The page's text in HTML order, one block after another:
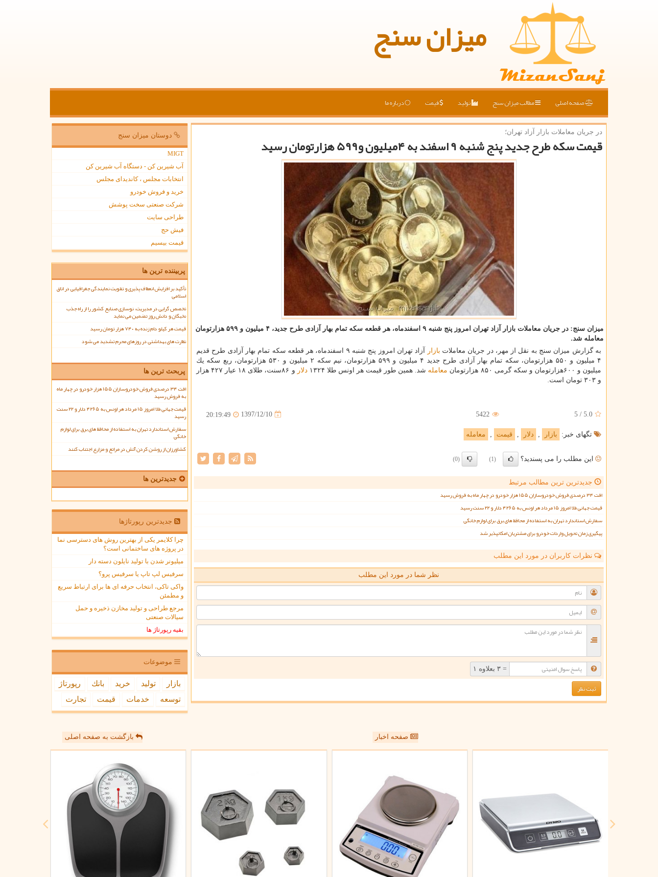
میزان سنج
صفحه اصلی مطالب میزان سنج تولید قیمت درباره ما
در جریان معاملات بازار آزاد تهران؛
قیمت سكه طرح جدید پنج شنبه ۹ اسفند به ۴میلیون و۵۹۹ هزارتومان رسید
میزان سنج: در جریان معاملات بازار آزاد تهران امروز پنج شنبه ۹ اسفندماه، هر قطعه سكه تمام بهار آزادی طرح جدید، ۴ میلیون و ۵۹۹ هزارتومان
معامله شد.
به گزارش میزان سنج به نقل از مهر، در جریان معاملات بازار
آزاد تهران امروز پنج شنبه ۹ اسفندماه، هر قطعه سكه تمام بهار آزادی طرح قدیم
۴ میلیون و ۵۵۰ هزارتومان، سكه تمام بهار آزادی طرح جدید ۴ میلیون و ۵۹۹ هزارتومان، نیم سكه ۲ میلیون و ۵۳۰ هزارتومان، ربع سكه یك
میلیون و ۶۰۰هزارتومان و سكه گرمی ۸۵۰ هزارتومان
معامله شد. همین طور قیمت هر اونس طلا ۱۳۲۴ دلار
و ۸۶سنت، طلای ۱۸ عیار ۴۲۷ هزار
و ۳۰۳ تومان است.
5.0
/
5
5422
1397/12/10
20:19:49
تگهای خبر: بازار , دلار , قیمت , معامله
این مطلب را می پسندید؟ (1)
(0)
جدیدترین ترین مطالب مرتبط
افت ۳۴ درصدی فروش خودروسازان ۱۵۵ هزار خودرو در چهار ماه به فروش رسید
قیمت جهانی طلا امروز ۱۵ مرداد هر اونس به ۴۲۶۵ دلار و ۲۲ سنت رسید
سفارش استاندارد تهران به استفاده از محافظ های برق برای لوازم خانگی
پیگیری زمان تحویل واردات خودرو برای مشتریان امکانپذیر شد
نظرات کاربران در مورد این مطلب
نظر شما در مورد این مطلب
= ۳ بعلاوه ۱
دوستان میزان سنج
MIGT
آب شیرین کن - دستگاه آب شیرین کن
انتخابات مجلس ، کاندیدای مجلس
خرید و فروش خودرو
شرکت صنعتی سخت پوشش
طراحی سایت
فیش حج
قیمت بیسیم
پربیننده ترین ها
تأکید بر افزایش انعطاف پذیری و تقویت نمایندگی جغرافیایی در اتاق
اسلامی
تخصص گرایی در مدیریت، نوسازی صنایع کشور را از راه جذب
نخبگان و دانش روز تضمین می نماید
قیمت هر کیلو دام زنده به ۷۴۰ هزار تومان رسید
نظارت های بهداشتی در روزهای محرم تشدید می شود
پربحث ترین ها
افت ۳۴ درصدی فروش خودروسازان ۱۵۵ هزار خودرو در چهار ماه
به فروش رسید
قیمت جهانی طلا امروز ۱۵ مرداد هر اونس به ۴۲۶۵ دلار و ۲۲ سنت
رسید
سفارش استاندارد تهران به استفاده از محافظ های برق برای لوازم
خانگی
کشاورزان از روشن کردن آتش در مراتع و مزارع اجتناب کنند
جدیدترین ها
جدیدترین رپورتاژها
چرا کلایمر یکی از بهترین روش های دسترسی نما
در پروژه های ساختمانی است؟
میلیونر شدن با تولید نایلون دسته دار
سرفیس لپ تاپ یا سرفیس پرو؟
واکی تاکی، انتخاب حرفه ای ها برای ارتباط سریع
و مطمئن
مرجع طراحی و تولید مخازن ذخیره و حمل
سیالات صنعتی
بقیه رپورتاژ ها
موضوعات
بازار تولید خرید بانك
رپورتاژ
توسعه
خدمات قیمت تجارت
صفحه اخبار بازگشت به صفحه اصلی